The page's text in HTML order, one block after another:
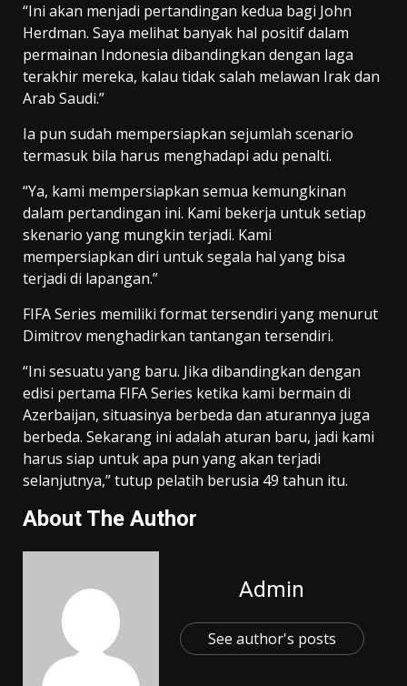
“Ini akan menjadi pertandingan kedua bagi John
Herdman. Saya melihat banyak hal positif dalam
permainan Indonesia dibandingkan dengan laga
terakhir mereka, kalau tidak salah melawan Irak dan
Arab Saudi.”
Ia pun sudah mempersiapkan sejumlah scenario
termasuk bila harus menghadapi adu penalti.
“Ya, kami mempersiapkan semua kemungkinan
dalam pertandingan ini. Kami bekerja untuk setiap
skenario yang mungkin terjadi. Kami
mempersiapkan diri untuk segala hal yang bisa
terjadi di lapangan.”
FIFA Series memiliki format tersendiri yang menurut
Dimitrov menghadirkan tantangan tersendiri.
“Ini sesuatu yang baru. Jika dibandingkan dengan
edisi pertama FIFA Series ketika kami bermain di
Azerbaijan, situasinya berbeda dan aturannya juga
berbeda. Sekarang ini adalah aturan baru, jadi kami
harus siap untuk apa pun yang akan terjadi
selanjutnya,” tutup pelatih berusia 49 tahun itu.
About The Author
Admin
See author's posts